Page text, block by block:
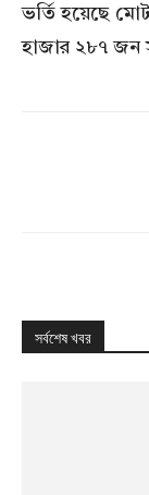
ভর্তি হয়েছে
হাজার ২৮৭ জন
সর্বশেষ খবর